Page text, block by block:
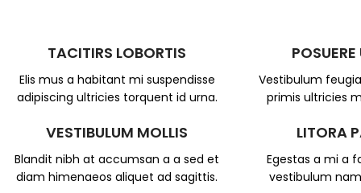
TACITIRS LOBORTIS
Elis mus a habitant mi suspendisse
adipiscing ultricies torquent id urna.
VESTIBULUM MOLLIS
Blandit nibh at accumsan a a sed et
diam himenaeos aliquet ad sagittis.
Vestibulum
primis ultricies
LITORA
Egestas a mi a
vestibulum